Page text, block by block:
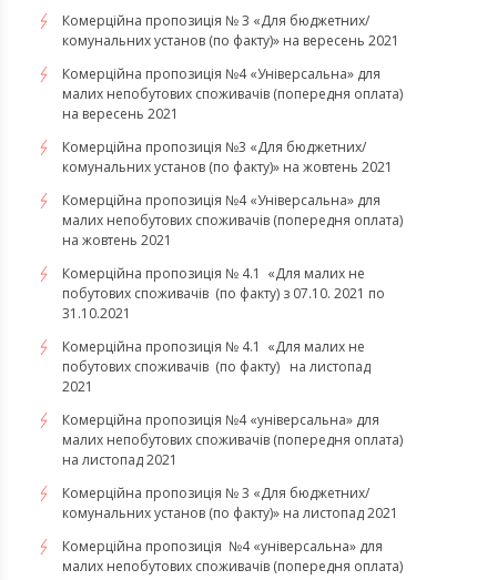
Комерційна пропозиція № 3 «Для бюджетних/
комунальних установ (по факту)» на вересень 2021
Комерційна пропозиція №4 «Універсальна» для
малих непобутових споживачів (попередня оплата)
на вересень 2021
Комерційна пропозиція №3 «Для бюджетних/
комунальних установ (по факту)» на жовтень 2021
Комерційна пропозиція №4 «Універсальна» для
малих непобутових споживачів (попередня оплата)
на жовтень 2021
Комерційна пропозиція № 4.1 «Для малих не
побутових споживачів (по факту) з 07.10. 2021 по
31.10.2021
​​​​​​​Комерційна пропозиція № 4.1 «Для малих не
побутових споживачів (по факту) на листопад
2021
Комерційна пропозиція №4 «універсальна» для
малих непобутових споживачів (попередня оплата)
на листопад 2021
Комерційна пропозиція № 3 «Для бюджетних/
комунальних установ (по факту)» на листопад 2021
Комерційна пропозиція №4 «універсальна» для
малих непобутових споживачів (попередня оплата)